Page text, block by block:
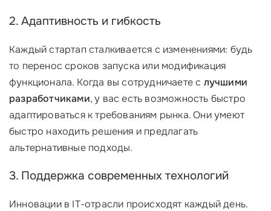
2. Адаптивность и гибкость
Каждый стартап сталкивается с изменениями: будь
то перенос сроков запуска или модификация
функционала. Когда вы сотрудничаете с лучшими
разработчиками, у вас есть возможность быстро
адаптироваться к требованиям рынка. Они умеют
быстро находить решения и предлагать
альтернативные подходы.
3. Поддержка современных технологий
Инновации в IT-отрасли происходят каждый день.